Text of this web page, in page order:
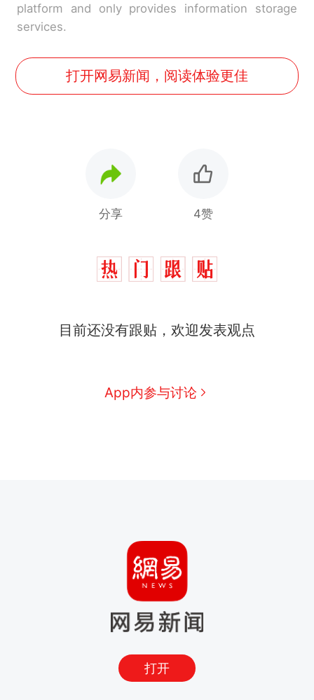
platform and only provides information storage
services.
打开网易新闻，阅读体验更佳
分享 4赞
目前还没有跟贴，欢迎发表观点
App内参与讨论
打开